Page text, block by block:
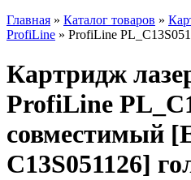
Главная » Каталог товаров »
ProfiLine » ProfiLine
Картридж
ProfiLine
совместимый
C13S051126]